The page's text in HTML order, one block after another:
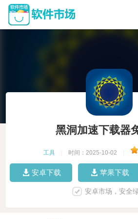
黑洞加速下载器
工具 时间：2025-10-02
安卓下载 苹果下载
安卓市场，安全